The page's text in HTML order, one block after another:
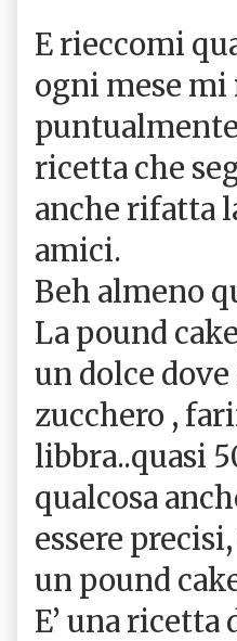
E rieccomi
ogni mese
ricetta che
anche rifatta
amici.
Beh almeno
La pound
un dolce
zucchero ,
libbra..quasi
qualcosa
essere
un pound
E’ una